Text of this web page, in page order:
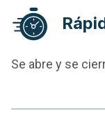
Se abre y se